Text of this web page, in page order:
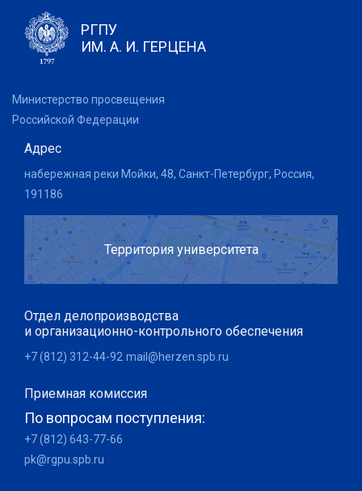
РГПУ
ИМ. А. И. ГЕРЦЕНА
Министерство просвещения
Российской Федерации
Адрес
набережная реки Мойки, 48, Санкт-Петербург, Россия,
191186
Территория университета
Отдел делопроизводства
и организационно-контрольного обеспечения
+7 (812) 312-44-92 mail@herzen.spb.ru
Приемная комиссия
По вопросам поступления:
+7 (812) 643-77-66
pk@rgpu.spb.ru